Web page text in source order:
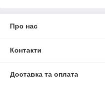
Про нас
Контакти
Доставка та оплата